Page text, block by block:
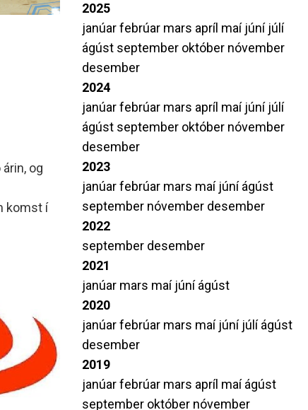
og
komst í
2025
janúarfebrúar mars apríl maí júní júlí
ágúst september október nóvember
desember
2024
janúarfebrúar mars apríl maí júní júlí
ágúst september október nóvember
desember
2023
janúarfebrúar mars maí júníágúst
september nóvember desember
2022
september desember
2021
janúar mars maí júníágúst
2020
janúarfebrúar mars maí júní júlíágúst
desember
2019
janúarfebrúar mars apríl maíágúst
september október nóvember